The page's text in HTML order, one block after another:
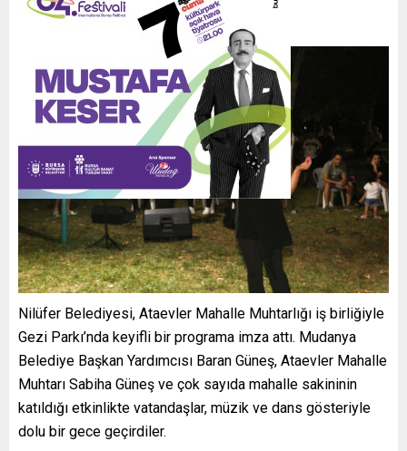
Nilüfer Belediyesi, Ataevler Mahalle Muhtarlığı iş birliğiyle
Gezi Parkı’nda keyifli bir programa imza attı. Mudanya
Belediye Başkan Yardımcısı Baran Güneş, Ataevler Mahalle
Muhtarı Sabiha Güneş ve çok sayıda mahalle sakininin
katıldığı etkinlikte vatandaşlar, müzik ve dans gösteriyle
dolu bir gece geçirdiler.